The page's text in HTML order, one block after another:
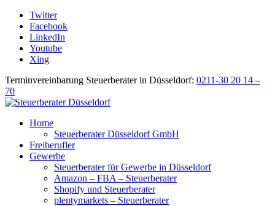
Twitter
Facebook
LinkedIn
Youtube
Xing
Terminvereinbarung Steuerberater in Düsseldorf: 0211-30 20 14 –
70
Home
Steuerberater Düsseldorf GmbH
Freiberufler
Gewerbe
Steuerberater für Gewerbe in Düsseldorf
Amazon – FBA – Steuerberater
Shopify und Steuerberater
plentymarkets – Steuerberater